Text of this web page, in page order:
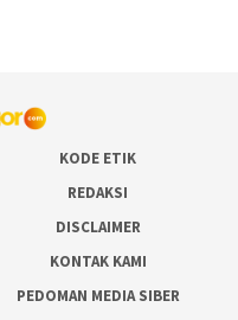
KODE ETIK
REDAKSI
DISCLAIMER
KONTAK KAMI
PEDOMAN MEDIA SIBER